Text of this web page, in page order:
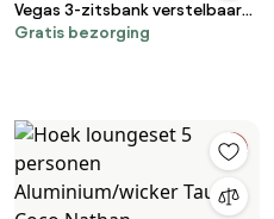
Vegas 3-zitsbank verstelbaar
aluminium wit
Gratis bezorging